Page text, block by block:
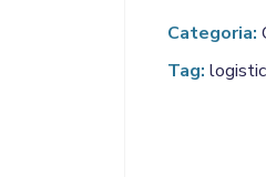
Categoria:
Tag: